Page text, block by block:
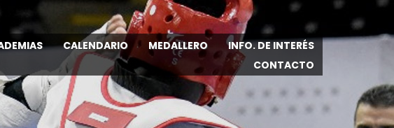
CALENDARIO MEDALLERO
INFO. DE INTERÉS
CONTACTO